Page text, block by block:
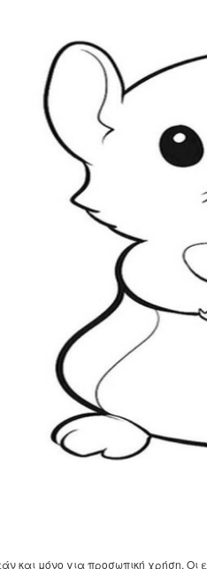
και μόνο για προσωπική χρήση. Οι